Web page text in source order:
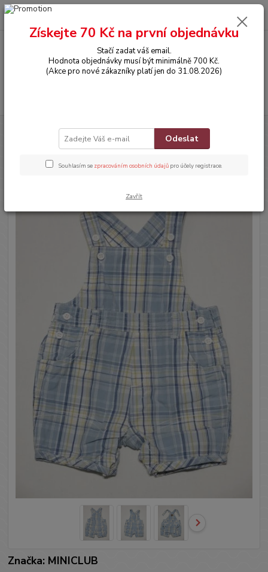
0,00 Kč
OBLEČENÍ Kraťáskové lacláčky
Kraťáskové lacláčky
Značka: MINICLUB
Získejte 70 Kč na první objednávku
Stačí zadat váš email.
Hodnota objednávky musí být minimálně 700 Kč.
(Akce pro nové zákazníky platí jen do 31.08.2026)
Odeslat
Souhlasím se zpracováním osobních údajů pro účely registrace.
Zavřít